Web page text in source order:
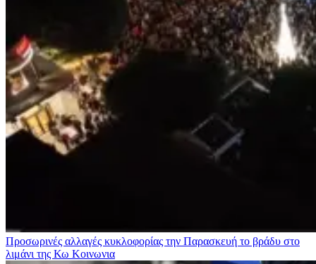
Προσωρινές αλλαγές κυκλοφορίας την Παρασκευή το βράδυ στο
λιμάνι της Κω Κοινωνια